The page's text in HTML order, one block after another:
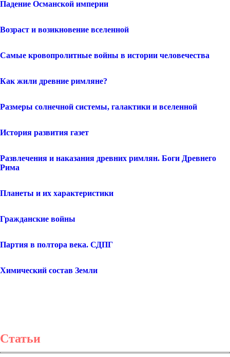
Падение Османской империи
Возраст и возикновение вселенной
Самые кровопролитные войны в истории человечества
Как жили древние римляне?
Размеры солнечной системы, галактики и вселенной
История развития газет
Развлечения и наказания древних римлян. Боги Древнего
Рима
Планеты и их характеристики
Гражданские войны
Партия в полтора века. СДПГ
Химический состав Земли
Статьи